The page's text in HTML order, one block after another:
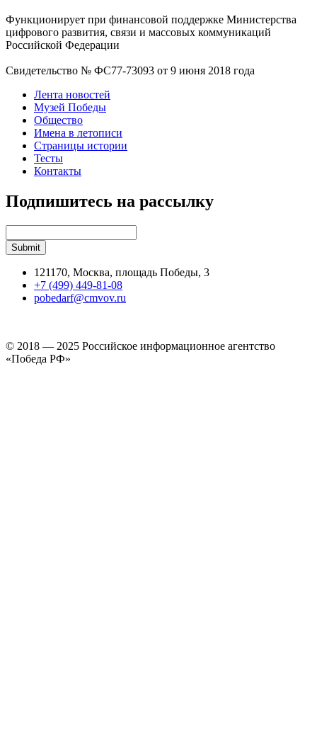
Функционирует при финансовой поддержке Министерства
цифрового развития, связи и массовых коммуникаций
Российской Федерации
Свидетельство № ФС77-73093 от 9 июня 2018 года
Лента новостей
Музей Победы
Общество
Имена в летописи
Страницы истории
Тесты
Контакты
Подпишитесь на рассылку
121170, Москва, площадь Победы, 3
+7 (499) 449-81-08
pobedarf@cmvov.ru
© 2018 — 2025 Российское информационное агентство
«Победа РФ»